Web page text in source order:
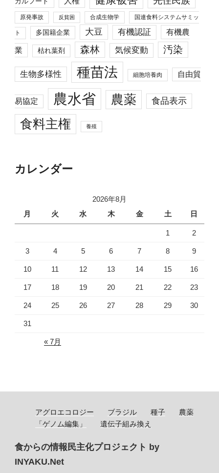
原発事故 反貧困 合成生物学 国連食料システムサミッ
ト 多国籍企業 大豆 有機認証 有機農
業 枯れ葉剤 森林 気候変動 汚染
生物多様性 種苗法 細胞培養肉 自由貿
易協定 農水省 農薬 食品表示
食料主権 養殖
カレンダー
2026年8月
月
火 水 木 金 土 日
1 2
3 4 5 6 7 8 9
10 11 12 13 14 15 16
17 18 19 20 21 22 23
24 25 26 27 28 29 30
31
« 7月
アグロエコロジー ブラジル 種子
農薬
「ゲノム編集」
遺伝子組み換え
食からの情報民主化プロジェクト by
INYAKU.Net